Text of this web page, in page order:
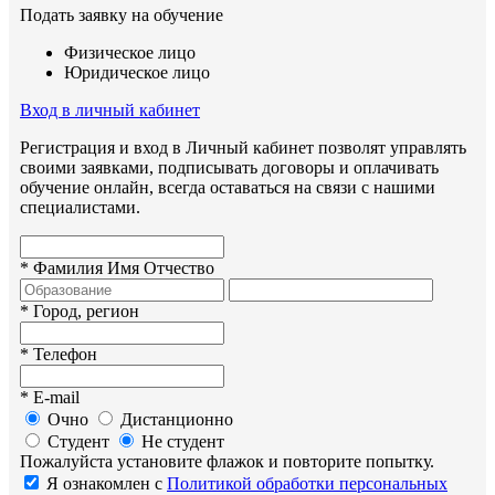
Подать заявку на обучение
Физическое лицо
Юридическое лицо
Вход в личный кабинет
Регистрация и вход в Личный кабинет позволят управлять
своими заявками, подписывать договоры и оплачивать
обучение онлайн, всегда оставаться на связи с нашими
специалистами.
* Фамилия Имя Отчество
* Город, регион
* Телефон
* E-mail
Очно
Дистанционно
Студент
Не студент
Пожалуйста установите флажок и повторите попытку.
Я ознакомлен с Политикой обработки персональных